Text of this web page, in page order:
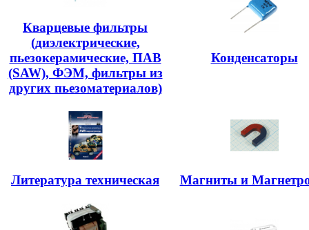
Кварцевые фильтры
(диэлектрические,
пьезокерамические, ПАВ
(SAW), ФЭМ, фильтры из
других пьезоматериалов)
Конденсаторы
Литература техническая Магниты и